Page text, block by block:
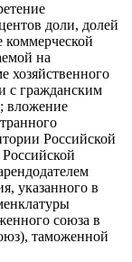
доли, долей
коммерческой
на
хозяйственного
с гражданским
вложение
Российской
указанного в
союза в
таможенной